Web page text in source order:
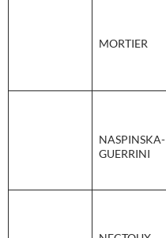
MORTIER
NASPINSKA-
GUERRINI